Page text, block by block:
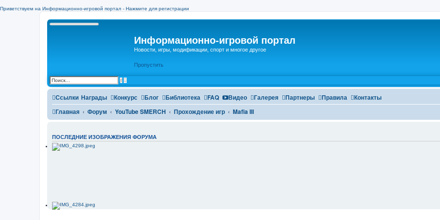
Приветствуем на Информационно-игровой портал - Нажмите для регистрации
Информационно-игровой портал
Новости, игры, модификации, спорт и многое другое
Пропустить
П
о
и
с
к
Р
а
с
и
р
е
н
п
о
Ссылки Награды Конкурс Блог Библиотека FAQ Видео Галерея Партнеры Правила Контакты
Главная
Форум YouTube SMERCH Прохождение игр Mafia III
ПОСЛЕДНИЕ ИЗОБРАЖЕНИЯ ФОРУМА